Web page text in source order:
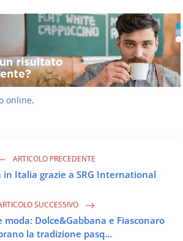
online.
ARTICOLO PRECEDENTE
in Italia grazie a SRG International
SUCCESSIVO
moda: Dolce&Gabbana e Fiasconaro
la tradizione pasq...